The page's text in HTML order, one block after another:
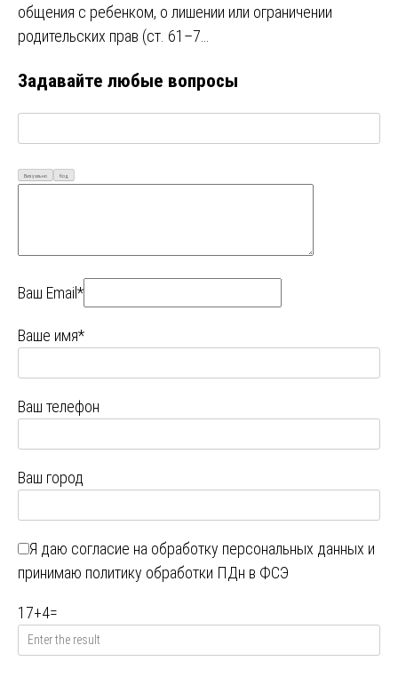
общения с ребенком, о лишении или ограничении
родительских прав (ст. 61–7…
Задавайте любые вопросы
Визуально Код
Ваш Email*
Ваше имя*
Ваш телефон
Ваш город
Я даю согласие на обработку персональных данных и
принимаю политику обработки ПДн в ФСЭ
17+4=